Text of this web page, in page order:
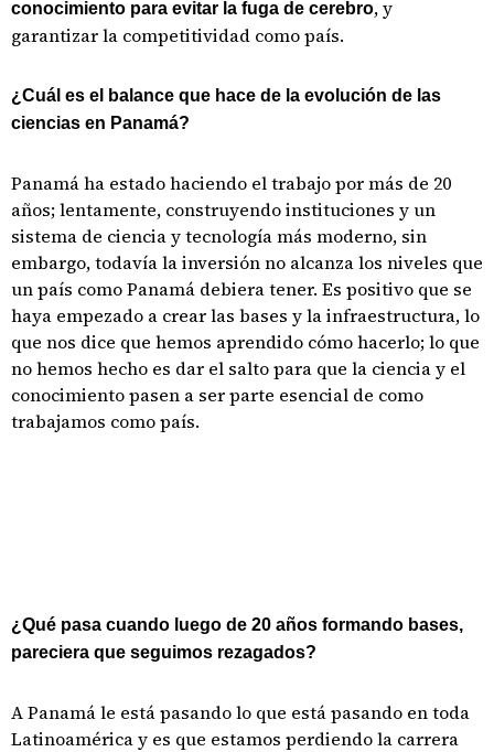
conocimiento para evitar la fuga de cerebro, y
garantizar la competitividad como país.
¿Cuál es el balance que hace de la evolución de las
ciencias en Panamá?
Panamá ha estado haciendo el trabajo por más de 20
años; lentamente, construyendo instituciones y un
sistema de ciencia y tecnología más moderno, sin
embargo, todavía la inversión no alcanza los niveles que
un país como Panamá debiera tener. Es positivo que se
haya empezado a crear las bases y la infraestructura, lo
que nos dice que hemos aprendido cómo hacerlo; lo que
no hemos hecho es dar el salto para que la ciencia y el
conocimiento pasen a ser parte esencial de como
trabajamos como país.
¿Qué pasa cuando luego de 20 años formando bases,
pareciera que seguimos rezagados?
A Panamá le está pasando lo que está pasando en toda
Latinoamérica y es que estamos perdiendo la carrera